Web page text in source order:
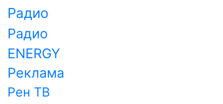
Радио
Радио
ENERGY
Реклама
Рен ТВ